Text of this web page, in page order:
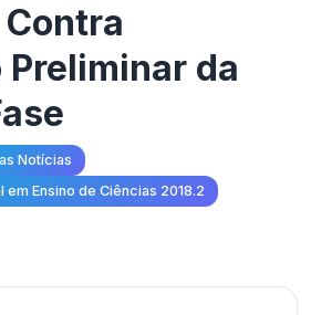
Preliminar da
Notícias
Ensino de Ciências 2018.2